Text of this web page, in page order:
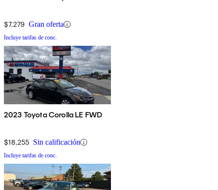
$7,279 Gran oferta
Incluye tarifas de conc.
2023 Toyota Corolla LE FWD
$18,255 Sin calificación
Incluye tarifas de conc.